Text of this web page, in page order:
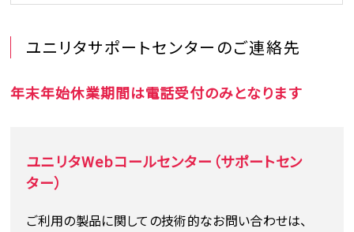
ユニリタサポートセンターのご連絡先
年末年始休業期間は電話受付のみとなります
ユニリタWebコールセンター（サポートセン
ター）
ご利用の製品に関しての技術的なお問い合わせは、